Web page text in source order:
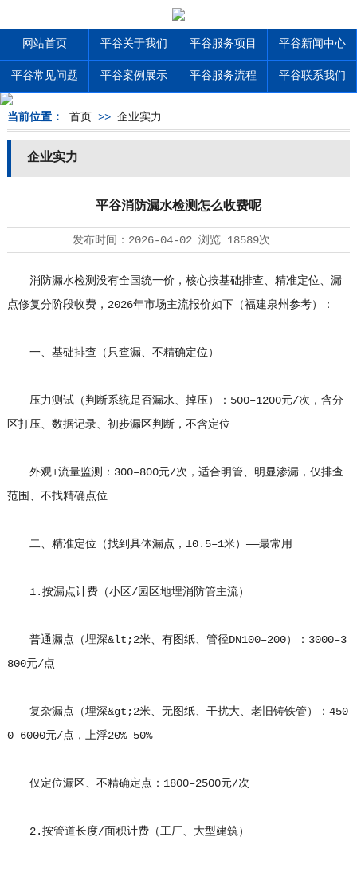
网站首页 平谷关于我们 平谷服务项目 平谷新闻中心
平谷常见问题 平谷案例展示 平谷服务流程 平谷联系我们
当前位置： 首页 >> 企业实力
企业实力
平谷消防漏水检测怎么收费呢
发布时间： 2026-04-02浏览 18589次
消防漏水检测没有全国统一价，核心按基础排查、精准定位、漏
点修复分阶段收费，2026年市场主流报价如下（福建泉州参考）：
一、基础排查（只查漏、不精确定位）
压力测试（判断系统是否漏水、掉压）：500–1200元/次，含分
区打压、数据记录、初步漏区判断，不含定位
外观+流量监测：300–800元/次，适合明管、明显渗漏，仅排查
范围、不找精确点位
二、精准定位（找到具体漏点，±0.5–1米）——最常用
1.按漏点计费（小区/园区地埋消防管主流）
普通漏点（埋深&lt;2米、有图纸、管径DN100–200）：3000–3
800元/点
复杂漏点（埋深&gt;2米、无图纸、干扰大、老旧铸铁管）：450
0–6000元/点，上浮20%–50%
仅定位漏区、不精确定点：1800–2500元/次
2.按管道长度/面积计费（工厂、大型建筑）